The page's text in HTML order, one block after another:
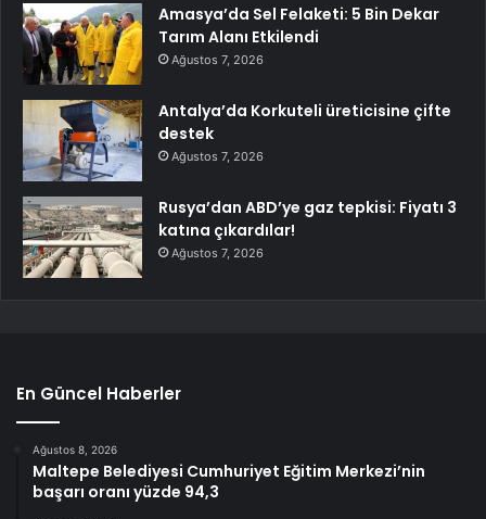
Amasya’da Sel Felaketi: 5 Bin Dekar
Tarım Alanı Etkilendi
Ağustos 7, 2026
Antalya’da Korkuteli üreticisine çifte
destek
Ağustos 7, 2026
Rusya’dan ABD’ye gaz tepkisi: Fiyatı 3
katına çıkardılar!
Ağustos 7, 2026
En Güncel Haberler
Ağustos 8, 2026
Maltepe Belediyesi Cumhuriyet Eğitim Merkezi’nin
başarı oranı yüzde 94,3